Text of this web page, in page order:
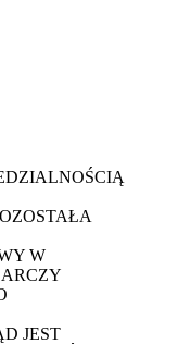
W
JEST